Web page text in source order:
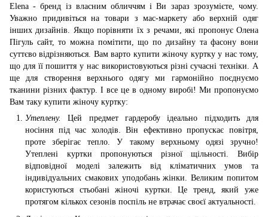
Elena - бренд із власним обличчям і Ви зараз зрозумієте, чому.
Уважно придивіться на товари з мас-маркету або верхній одяг
інших дизайнів. Якщо порівняти їх з речами, які пропонує Олена
Пігуль сайт, то можна помітити, що по дизайну та фасону вони
суттєво відрізняються. Вам варто купити жіночу куртку у нас тому,
що для її пошиття у нас використовуються різні сучасні техніки. А
ще для створення верхнього одягу ми гармонійно поєднуємо
тканини різних фактур. І все це в одному виробі! Ми пропонуємо
Вам таку купити жіночу куртку:
Утеплену.
Цей предмет гардеробу ідеально підходить для
носіння під час холодів. Він ефективно пропускає повітря,
проте зберігає тепло. У такому верхньому одязі зручно!
Утеплені куртки пропонуються різної щільності. Вибір
відповідної моделі залежить від кліматичних умов та
індивідуальних смакових уподобань жінки. Великим попитом
користуються стьобані жіночі куртки. Це тренд, який уже
протягом кількох сезонів поспіль не втрачає своєї актуальності.